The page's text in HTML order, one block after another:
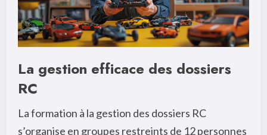
La gestion efficace des dossiers
RC
La formation à la gestion des dossiers RC
s’organise en groupes restreints de 12 personnes